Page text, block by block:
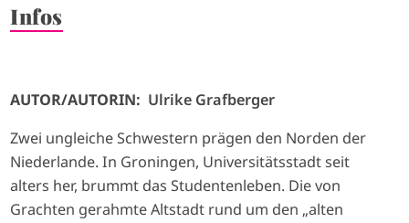
Infos
AUTOR/AUTORIN: Ulrike Grafberger
Zwei ungleiche Schwestern prägen den Norden der
Niederlande. In Groningen, Universitätsstadt seit
alters her, brummt das Studentenleben. Die von
Grachten gerahmte Altstadt rund um den „alten